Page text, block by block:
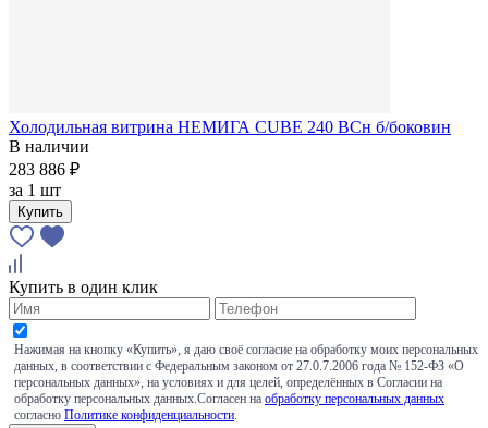
Холодильная витрина НЕМИГА CUBE 240 BCн б/боковин
В наличии
283 886 ₽
за 1 шт
Купить
Купить в один клик
Нажимая на кнопку «Купить», я даю своё согласие на обработку моих персональных
данных, в соответствии с Федеральным законом от 27.0.7.2006 года № 152-ФЗ «О
персональных данных», на условиях и для целей, определённых в Согласии на
обработку персональных данных.Согласен на обработку персональных данных
согласно Политике конфиденциальности.